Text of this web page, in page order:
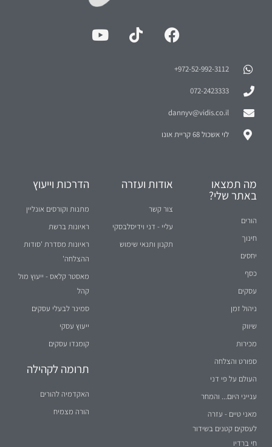
972-52-992-3112⁩+
072-2423333
dannyv@vidis.co.il
לוי אשכול 68 קריית אונו
מה תמצאו
באתר שלי?
הורים
חינוך
יחסים
כסף
עסקים
ניהול זמן
שיווק
מכירות
ספורט והצלחה
העולם על פי דני
ענייני היום... והמחר
מאני טיים - עזרה
לעסקים קטנים בשידור
חי ברדיו
אודות ועזרה
צור קשר
עליי - דני וידיסלבסקי
תקנון ותנאי שימוש
הדרכות וייעוץ
מתנות וקורסים אונליין
ראיונות ברשת
ראיונות מסדרת 'סודות
ההצלחה'
מאסטר קלאס - ייעוץ מול
קהל
סמינר לבעלי עסקים
ייעוץ עסקי
קומנדו עסקים
תרומה לקהילה
האקדמיה להורים
הורה מצמיח